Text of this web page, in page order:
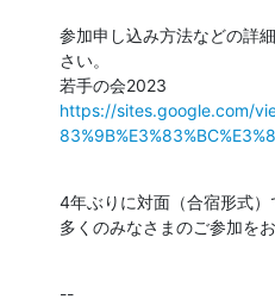
参加申し込み方法などの詳
さい。
https://sites.google.com/
4年ぶりに対面（合宿形式）
多くのみなさまのご参加を
--